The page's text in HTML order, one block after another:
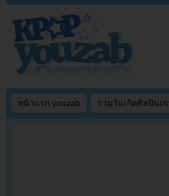
หน้าแรก youzab รวมวันเกิดศิลปินเ